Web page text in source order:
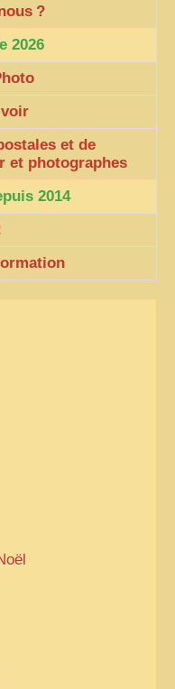
?
2026
et de
et photographes
2014